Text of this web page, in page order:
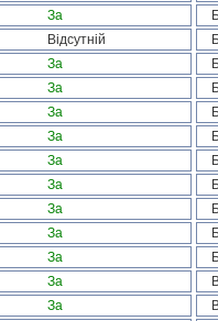
За
Відсутній
За
За
За
За
За
За
За
За
За
За
За